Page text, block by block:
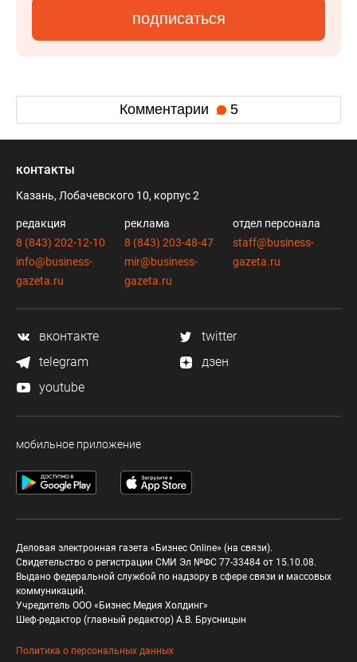
подписаться
Комментарии 5
контакты
Казань, Лобачевского 10, корпус 2
редакция
8 (843) 202-12-10
info@business-
gazeta.ru
реклама
8 (843) 203-48-47
mir@business-
gazeta.ru
отдел персонала
staff@business-
gazeta.ru
вконтакте
twitter
telegram
дзен
youtube
мобильное приложение
Деловая электронная газета «Бизнес Online» (на связи).
Свидетельство о регистрации СМИ Эл №ФС 77-33484 от 15.10.08.
Выдано федеральной службой по надзору в сфере связи и массовых
коммуникаций.
Учредитель ООО «Бизнес Медия Холдинг»
Шеф-редактор (главный редактор) А.В. Брусницын
Политика о персональных данных